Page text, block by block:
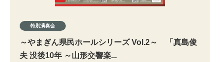
特別演奏会
～やまぎん県民ホールシリーズ Vol.2～ 「真島俊
夫 没後10年 ～山形交響楽...